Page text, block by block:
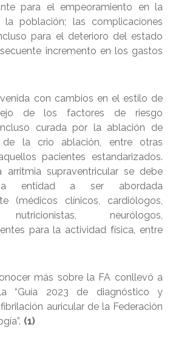
para el empeoramiento en la
población; las complicaciones
para el deterioro del estado
incremento en los gastos
con cambios en el estilo de
de los factores de riesgo
curada por la ablación de
la crio ablación, entre otras
pacientes estandarizados.
supraventricular se debe
entidad a ser abordada
(médicos clínicos, cardiólogos,
nutricionistas, neurólogos,
para la actividad física, entre
más sobre la FA conllevó a
“Guía 2023 de diagnóstico y
auricular de la Federación
(1)